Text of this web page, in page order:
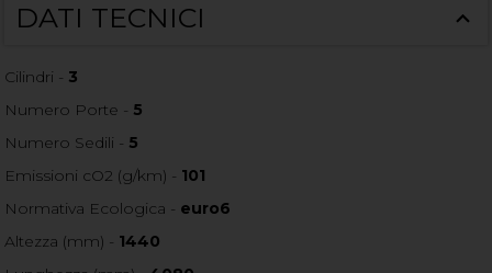
DATI TECNICI
Cilindri - 3
Numero Porte - 5
Numero Sedili - 5
Emissioni cO2 (g/km) - 101
Normativa Ecologica - euro6
Altezza (mm) - 1440